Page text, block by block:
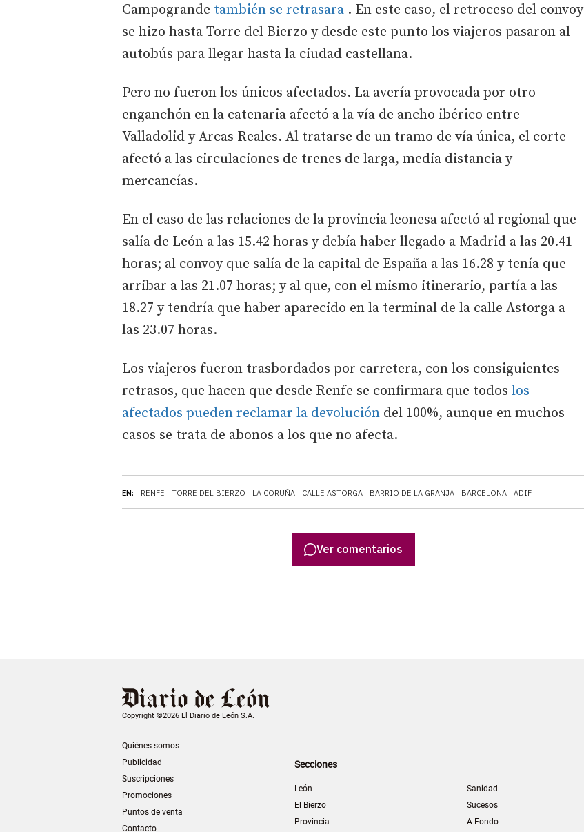
EN: RENFE TORRE DEL BIERZO LA CORUÑA CALLE ASTORGA BARRIO DE LA GRANJA BARCELONA ADIF
Campogrande también se retrasara . En este caso, el retroceso del convoy
se hizo hasta Torre del Bierzo y desde este punto los viajeros pasaron al
autobús para llegar hasta la ciudad castellana.
Pero no fueron los únicos afectados. La avería provocada por otro
enganchón en la catenaria afectó a la vía de ancho ibérico entre
Valladolid y Arcas Reales. Al tratarse de un tramo de vía única, el corte
afectó a las circulaciones de trenes de larga, media distancia y
mercancías.
En el caso de las relaciones de la provincia leonesa afectó al regional que
salía de León a las 15.42 horas y debía haber llegado a Madrid a las 20.41
horas; al convoy que salía de la capital de España a las 16.28 y tenía que
arribar a las 21.07 horas; y al que, con el mismo itinerario, partía a las
18.27 y tendría que haber aparecido en la terminal de la calle Astorga a
las 23.07 horas.
Los viajeros fueron trasbordados por carretera, con los consiguientes
retrasos, que hacen que desde Renfe se confirmara que todos los
afectados pueden reclamar la devolución del 100%, aunque en muchos
casos se trata de abonos a los que no afecta.
Ver comentarios
Copyright ©2026 El Diario de León S.A.
Quiénes somos
Publicidad
Suscripciones
Promociones
Puntos de venta
Contacto
Secciones
León
El Bierzo
Provincia
Sanidad
Sucesos
A Fondo